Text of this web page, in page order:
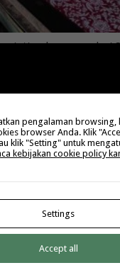
langsung dari
Untuk
pengalaman browsing,
browser Anda. Klik
klik "Setting" untuk
kebijakan cookie policy
Settings
Accept all